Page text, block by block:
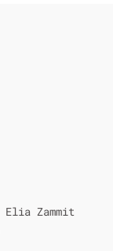
Elia Zammit